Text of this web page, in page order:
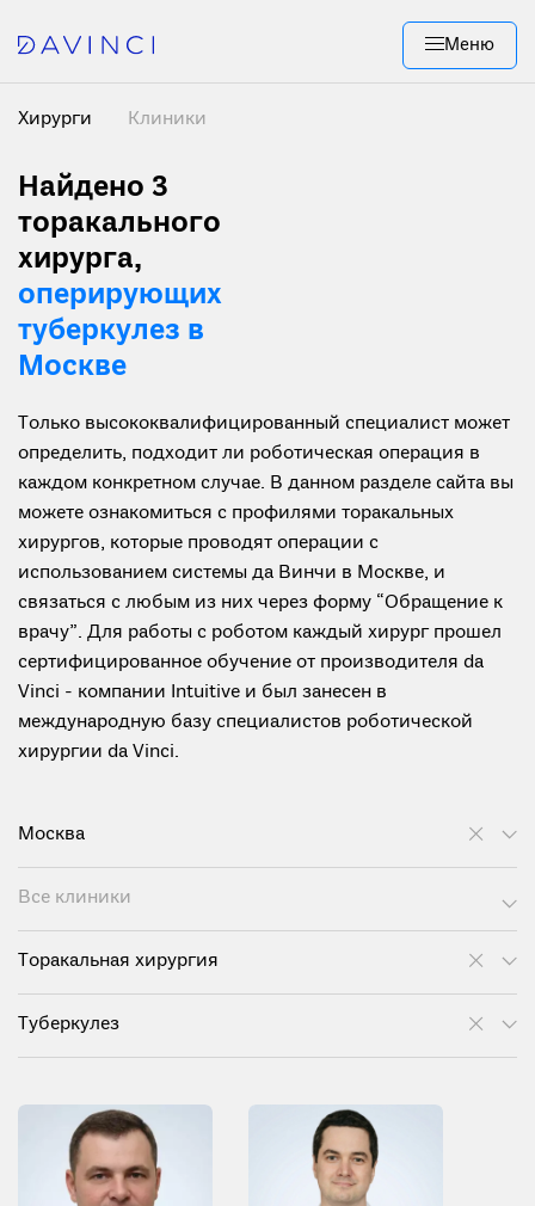
Меню
Хирурги Клиники
Найдено 3
торакального
хирурга,
оперирующих
туберкулез в
Москве
Только высококвалифицированный специалист может
определить, подходит ли роботическая операция в
каждом конкретном случае. В данном разделе сайта вы
можете ознакомиться с профилями торакальных
хирургов, которые проводят операции с
использованием системы да Винчи в Москве, и
связаться с любым из них через форму “Обращение к
врачу”. Для работы с роботом каждый хирург прошел
сертифицированное обучение от производителя da
Vinci - компании Intuitive и был занесен в
международную базу специалистов роботической
хирургии da Vinci.
Москва
Все клиники
Торакальная хирургия
Туберкулез